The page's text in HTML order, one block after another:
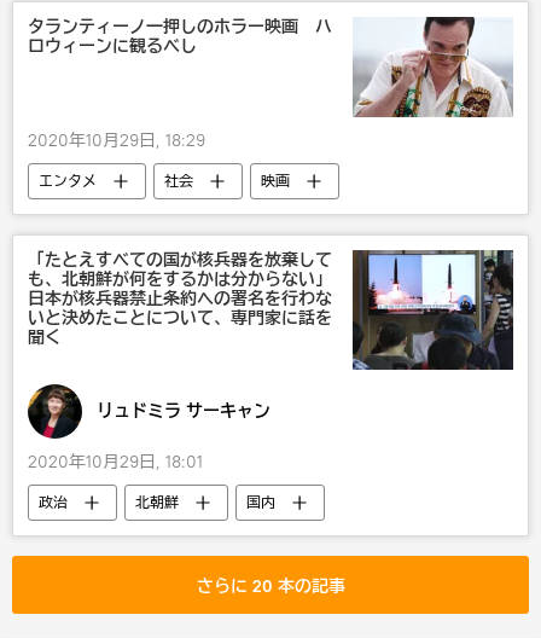
タランティーノ一押しのホラー映画 ハ
ロウィーンに観るべし
2020年10月29日, 18:29
エンタメ 社会 映画
「たとえすべての国が核兵器を放棄して
も、北朝鮮が何をするかは分からない」
日本が核兵器禁止条約への署名を行わな
いと決めたことについて、専門家に話を
聞く
リュドミラ サーキャン
2020年10月29日, 18:01
政治 北朝鮮 国内
さらに 20 本の記事